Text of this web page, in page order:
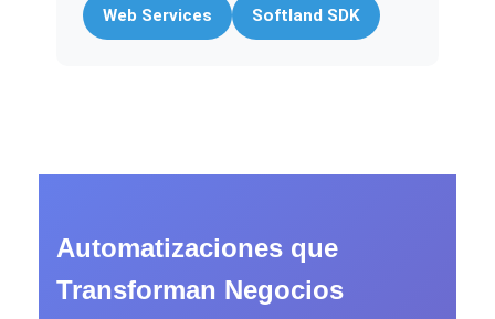
Web Services Softland SDK
Automatizaciones que
Transforman Negocios